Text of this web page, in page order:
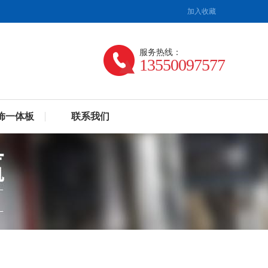
加入收藏
服务热线：
13550097577
一体板 联系我们